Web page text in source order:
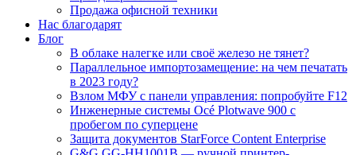
Продажа офисной техники
Нас благодарят
Блог
В облаке налегке или своё железо не тянет?
Параллельное импортозамещение: на чем печатать
в 2023 году?
Взлом МФУ с панели управления: попробуйте F12
Инженерные системы Océ Plotwave 900 с
пробегом по суперцене
Защита документов StarForce Content Enterprise